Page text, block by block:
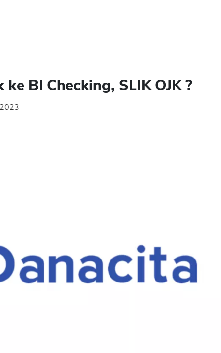
BI Checking, SLIK OJK ?